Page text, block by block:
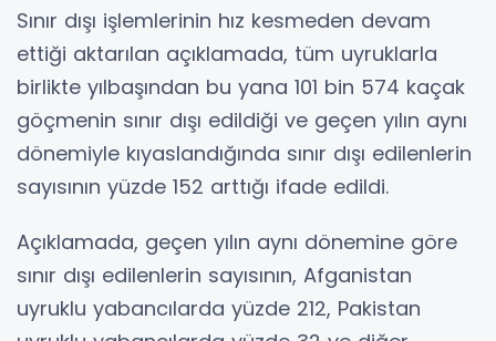
Sınır dışı işlemlerinin hız kesmeden devam
ettiği aktarılan açıklamada, tüm uyruklarla
birlikte yılbaşından bu yana 101 bin 574 kaçak
göçmenin sınır dışı edildiği ve geçen yılın aynı
dönemiyle kıyaslandığında sınır dışı edilenlerin
sayısının yüzde 152 arttığı ifade edildi.
Açıklamada, geçen yılın aynı dönemine göre
sınır dışı edilenlerin sayısının, Afganistan
uyruklu yabancılarda yüzde 212, Pakistan